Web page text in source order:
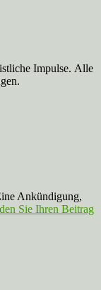
Impulse. Alle
Ankündigung,
Sie Ihren Beitrag